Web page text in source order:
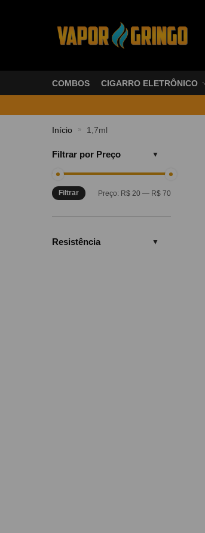
COMBOS CIGARRO ELETRÔNICO
Início » 1,7ml
Filtrar por Preço
Filtrar Preço: R$ 20 — R$ 70
Resistência